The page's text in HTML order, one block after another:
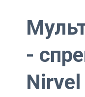
-
Nirvel